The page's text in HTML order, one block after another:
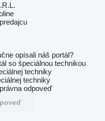
opísali náš portál?
so špeciálnou technikou
techniky
techniky
odpoveď